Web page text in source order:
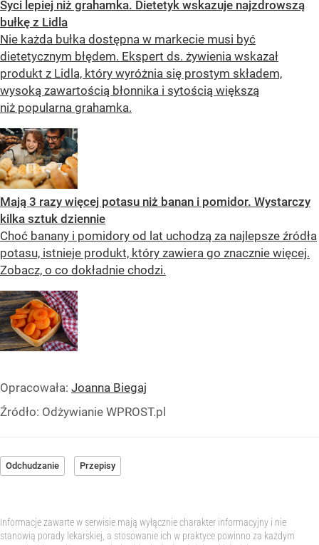
Syci lepiej niż grahamka. Dietetyk wskazuje najzdrowszą
bułkę z Lidla
Nie każda bułka dostępna w markecie musi być
dietetycznym błędem. Ekspert ds. żywienia wskazał
produkt z Lidla, który wyróżnia się prostym składem,
wysoką zawartością błonnika i sytością większą
niż popularna grahamka.
Mają 3 razy więcej potasu niż banan i pomidor. Wystarczy
kilka sztuk dziennie
Choć banany i pomidory od lat uchodzą za najlepsze źródła
potasu, istnieje produkt, który zawiera go znacznie więcej.
Zobacz, o co dokładnie chodzi.
Opracowała: Joanna Biegaj
Źródło: Odżywianie WPROST.pl
Odchudzanie Przepisy
Informacje zawarte w serwisie mają wyłącznie charakter informacyjny i nie
stanowią porady lekarskiej, a stosowanie ich w praktyce powinno za każdym